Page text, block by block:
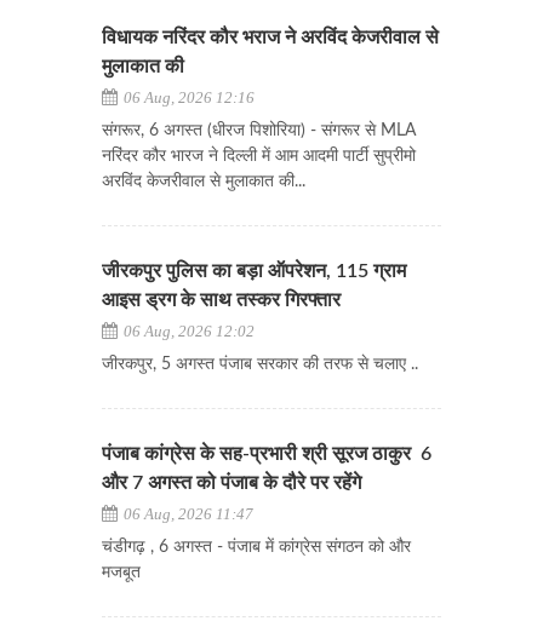
विधायक नरिंदर कौर भराज ने अरविंद केजरीवाल से
मुलाकात की
06 Aug, 2026 12:16
संगरूर, 6 अगस्त (धीरज पिशोरिया) - संगरूर से MLA
नरिंदर कौर भारज ने दिल्ली में आम आदमी पार्टी सुप्रीमो
अरविंद केजरीवाल से मुलाकात की...
जीरकपुर पुलिस का बड़ा ऑपरेशन, 115 ग्राम
आइस ड्रग के साथ तस्कर गिरफ्तार
06 Aug, 2026 12:02
जीरकपुर, 5 अगस्त पंजाब सरकार की तरफ से चलाए ..
पंजाब कांग्रेस के सह-प्रभारी श्री सूरज ठाकुर 6
और 7 अगस्त को पंजाब के दौरे पर रहेंगे
06 Aug, 2026 11:47
चंडीगढ़ , 6 अगस्त - पंजाब में कांग्रेस संगठन को और
मजबूत